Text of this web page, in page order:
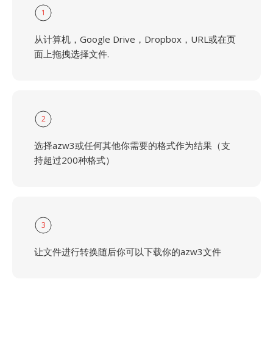
1
从计算机，Google Drive，Dropbox，URL或在页
面上拖拽选择文件.
2
选择azw3或任何其他你需要的格式作为结果（支
持超过200种格式）
3
让文件进行转换随后你可以下载你的azw3文件